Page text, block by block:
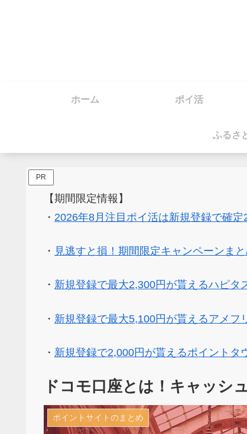
ホーム ポイ活
ふるさ
PR
【期間限定情報】
・ 2026年8月注目ポイ活は新規登録で確
・ 見逃すと損！期間限定キャンペーンま
・ 新規登録で最大2,300円が貰えるハピタ
・ 新規登録で最大5,100円が貰えるアメフ
・ 新規登録で2,000円が貰えるポイントタ
ドコモ口座とは！キャッシ
ポイントサイトのまとめ